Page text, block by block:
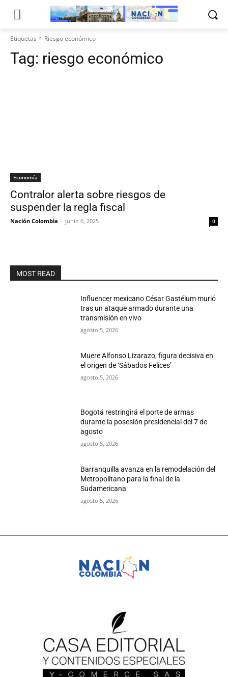
Etiquetas Riesgo económico
Tag: riesgo económico
Economía
Contralor alerta sobre riesgos de
suspender la regla fiscal
Nación Colombia - junio 6, 2025 0
MOST READ
Influencer mexicano César Gastélum murió
tras un ataque armado durante una
transmisión en vivo
agosto 5, 2026
Muere Alfonso Lizarazo, figura decisiva en
el origen de ‘Sábados Felices’
agosto 5, 2026
Bogotá restringirá el porte de armas
durante la posesión presidencial del 7 de
agosto
agosto 5, 2026
Barranquilla avanza en la remodelación del
Metropolitano para la final de la
Sudamericana
agosto 5, 2026